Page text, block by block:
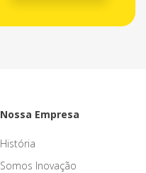
Nossa Empresa
História
Somos Inovação